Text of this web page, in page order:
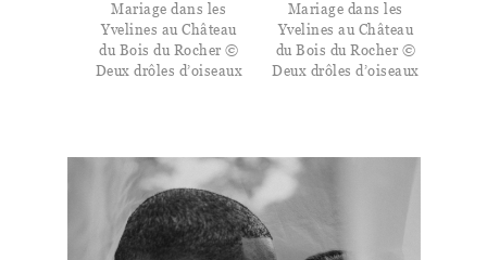
Mariage dans les
Yvelines au Château
du Bois du Rocher ©
Deux drôles d’oiseaux
Mariage dans les
Yvelines au Château
du Bois du Rocher ©
Deux drôles d’oiseaux